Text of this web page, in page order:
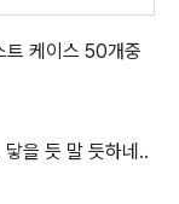
트 케이스 50개중
을 듯 말 듯하네..